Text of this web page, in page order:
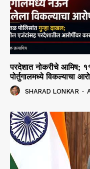
परदेशात नोकरीचे आमिष;
पोर्तुगालमध्ये विकल्याचा
SHARAD LONKAR -